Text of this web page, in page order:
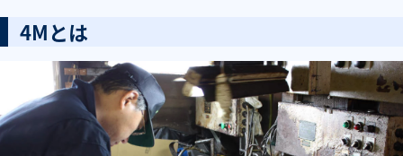
4Mとは